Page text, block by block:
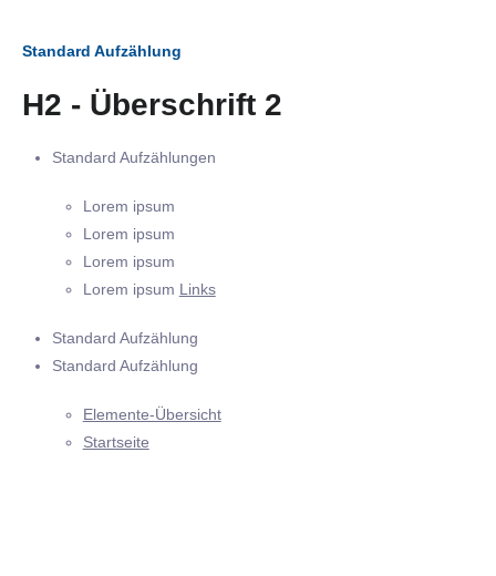
Standard Aufzählung
H2 - Überschrift 2
Standard Aufzählungen
Lorem ipsum
Lorem ipsum
Lorem ipsum
Lorem ipsum Links
Standard Aufzählung
Standard Aufzählung
Elemente-Übersicht
Startseite